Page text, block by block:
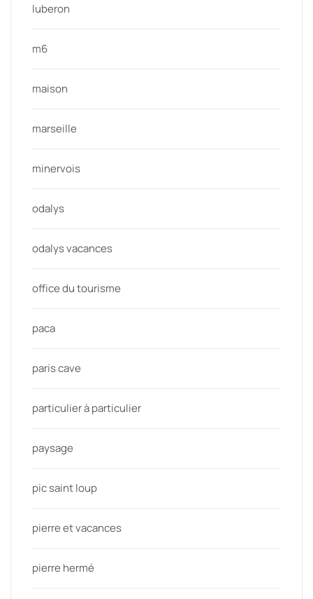
luberon
m6
maison
marseille
minervois
odalys
odalys vacances
office du tourisme
paca
paris cave
particulier à particulier
paysage
pic saint loup
pierre et vacances
pierre hermé